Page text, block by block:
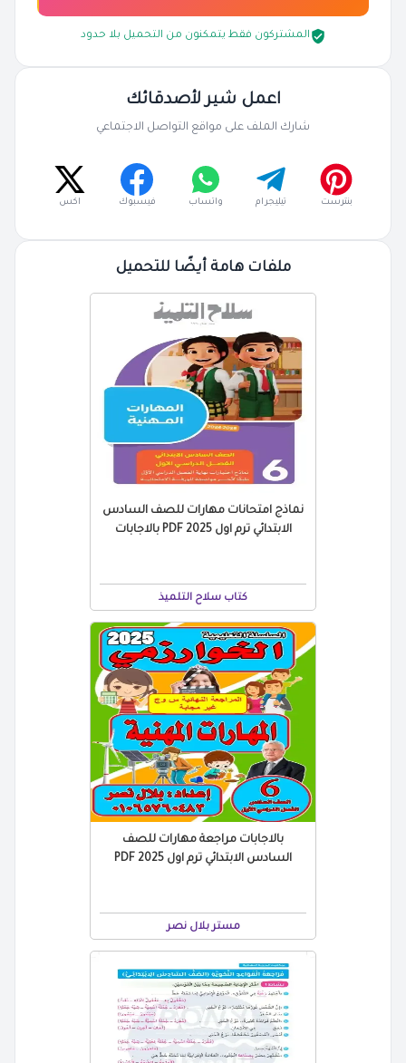
المشتركون فقط يتمكنون من التحميل بلا حدود
اعمل شير لأصدقائك
شارك الملف على مواقع التواصل الاجتماعي
بنترست تيليجرام واتساب فيسبوك اكس
ملفات هامة أيضًا للتحميل
نماذج امتحانات مهارات للصف السادس
الابتدائي ترم اول 2025 PDF بالاجابات
كتاب سلاح التلميذ
بالاجابات مراجعة مهارات للصف
السادس الابتدائي ترم اول 2025 PDF
مستر بلال نصر